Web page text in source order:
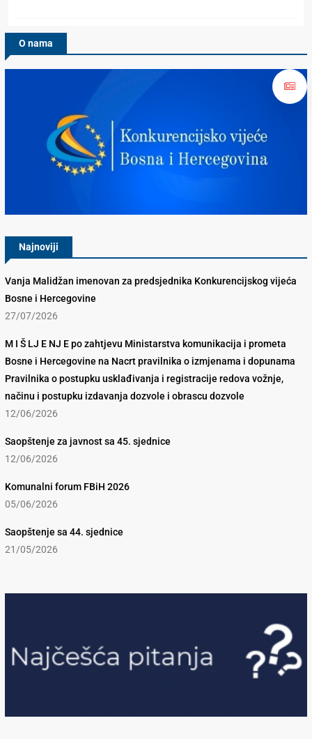
O nama
Najnoviji
Vanja Malidžan imenovan za predsjednika Konkurencijskog vijeća
Bosne i Hercegovine
27/07/2026
M I Š LJ E NJ E po zahtjevu Ministarstva komunikacija i prometa
Bosne i Hercegovine na Nacrt pravilnika o izmjenama i dopunama
Pravilnika o postupku usklađivanja i registracije redova vožnje,
načinu i postupku izdavanja dozvole i obrascu dozvole
12/06/2026
Saopštenje za javnost sa 45. sjednice
12/06/2026
Komunalni forum FBiH 2026
05/06/2026
Saopštenje sa 44. sjednice
21/05/2026